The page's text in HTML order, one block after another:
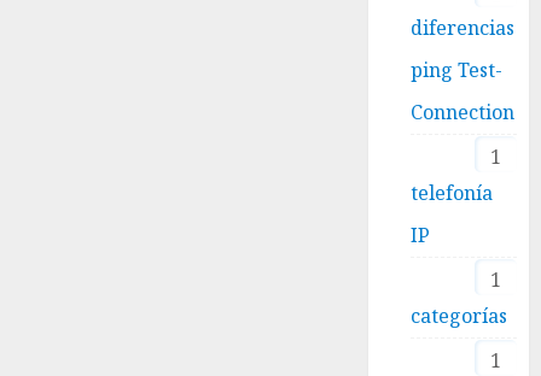
diferencias
ping Test-
Connection
1
telefonía
IP
1
categorías
1